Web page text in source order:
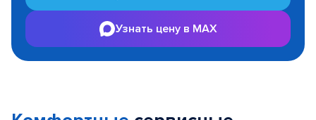
Узнать цену в MAX